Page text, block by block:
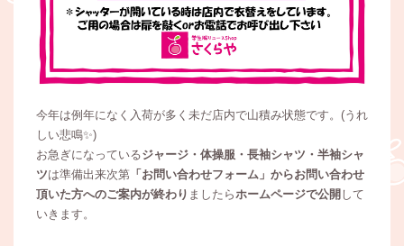
今年は例年になく入荷が多く未だ店内で山積み状態です。(うれ
しい悲鳴✨)
お急ぎになっているジャージ・体操服・長袖シャツ・半袖シャ
ツは準備出来次第 「お問い合わせフォーム」からお問い合わせ
頂いた方へのご案内が終わり ましたらホームページで公開 して
いきます。